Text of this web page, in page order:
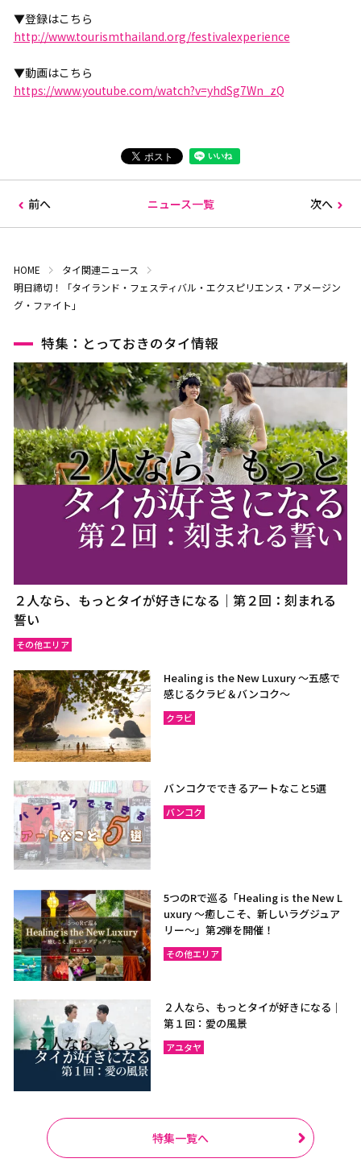
▼登録はこちら
http://www.tourismthailand.org/festivalexperience
▼動画はこちら
https://www.youtube.com/watch?v=yhdSg7Wn_zQ
前へ ニュース一覧 次へ
HOME
タイ関連ニュース
明日締切！「タイランド・フェスティバル・エクスピリエンス・アメージン
グ・ファイト」
特集：とっておきのタイ情報
２人なら、もっとタイが好きになる｜第２回：刻まれる
誓い
その他エリア
Healing is the New Luxury ～五感で
感じるクラビ＆バンコク～
クラビ
バンコクでできるアートなこと5選
バンコク
5つのRで巡る「Healing is the New L
uxury ～癒しこそ、新しいラグジュア
リー〜」第2弾を開催！
その他エリア
２人なら、もっとタイが好きになる｜
第１回：愛の風景
アユタヤ
特集一覧へ